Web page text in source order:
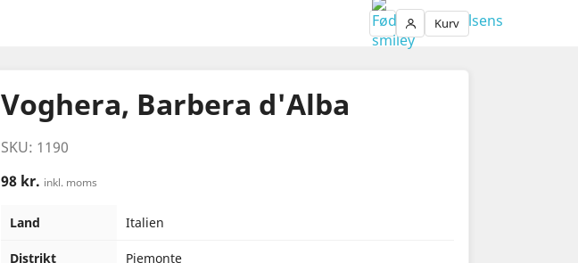
LoginKurv
Voghera, Barbera d'Alba
SKU: 1190
98 kr. inkl. moms
Land Italien
Distrikt Piemonte